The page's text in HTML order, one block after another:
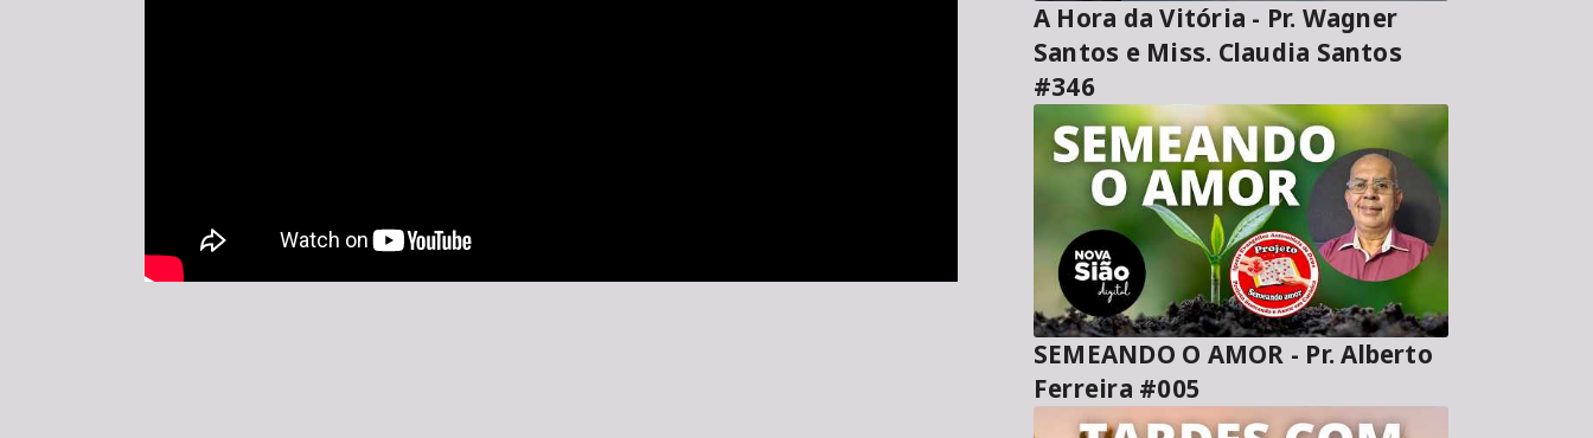
A Hora da Vitória - Pr. Wagner
Santos e Miss. Claudia Santos
#346
SEMEANDO O AMOR - Pr. Alberto
Ferreira #005